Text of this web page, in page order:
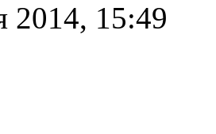
2014, 15:49